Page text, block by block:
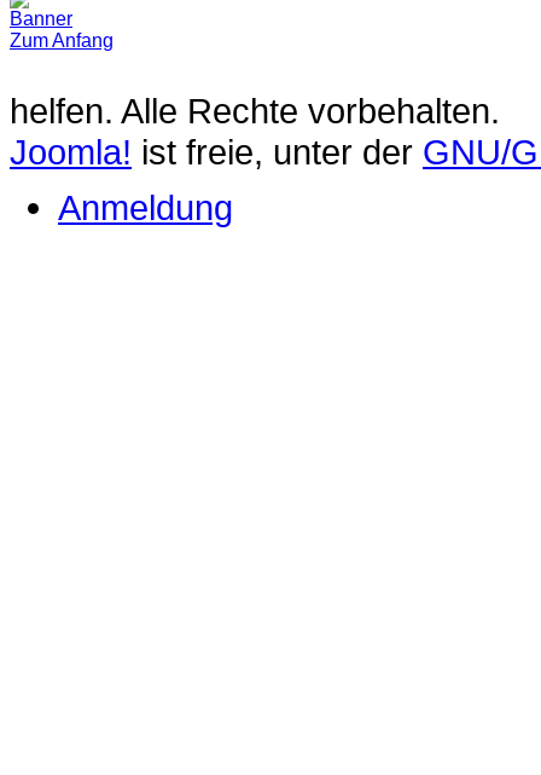
Zum Anfang
helfen. Alle Rechte vorbehalten.
Joomla! ist freie, unter der GNU/
Anmeldung